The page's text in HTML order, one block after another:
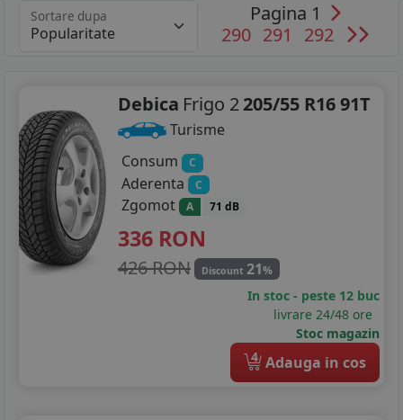
155/65R14
165/70R14
175/60R14
175/65R14
175/70R14
185/55R14
Sortare dupa
Pagina 1
290 291 292
Debica Frigo 2205/55 R16 91T
Turisme
Consum
C
Aderenta C
Zgomot A 71 dB
336 RON
426 RON Discount 21%
In stoc - peste 12 buc
livrare 24/48 ore
Stoc magazin
4 Adauga in cos